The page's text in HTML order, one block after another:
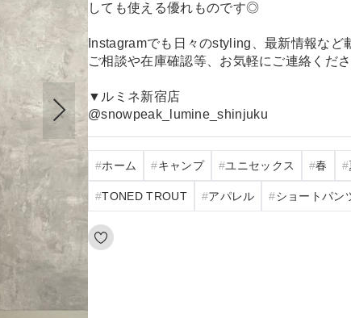
しても使える優れものです◎
Instagramでも日々のstyling、最新情報など
ご相談や在庫確認等、お気軽にご連絡くだ
▼ルミネ新宿店
@snowpeak_lumine_shinjuku
ホーム キャンプ ユニセックス 春
TONED TROUT アパレル ショートパン